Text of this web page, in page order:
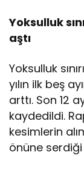
Yoksulluk
aştı
Yoksulluk
yılın ilk beş
arttı. Son 12
kaydedildi.
kesimlerin
önüne serdiği